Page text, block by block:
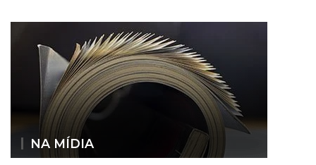
NA MÍDIA